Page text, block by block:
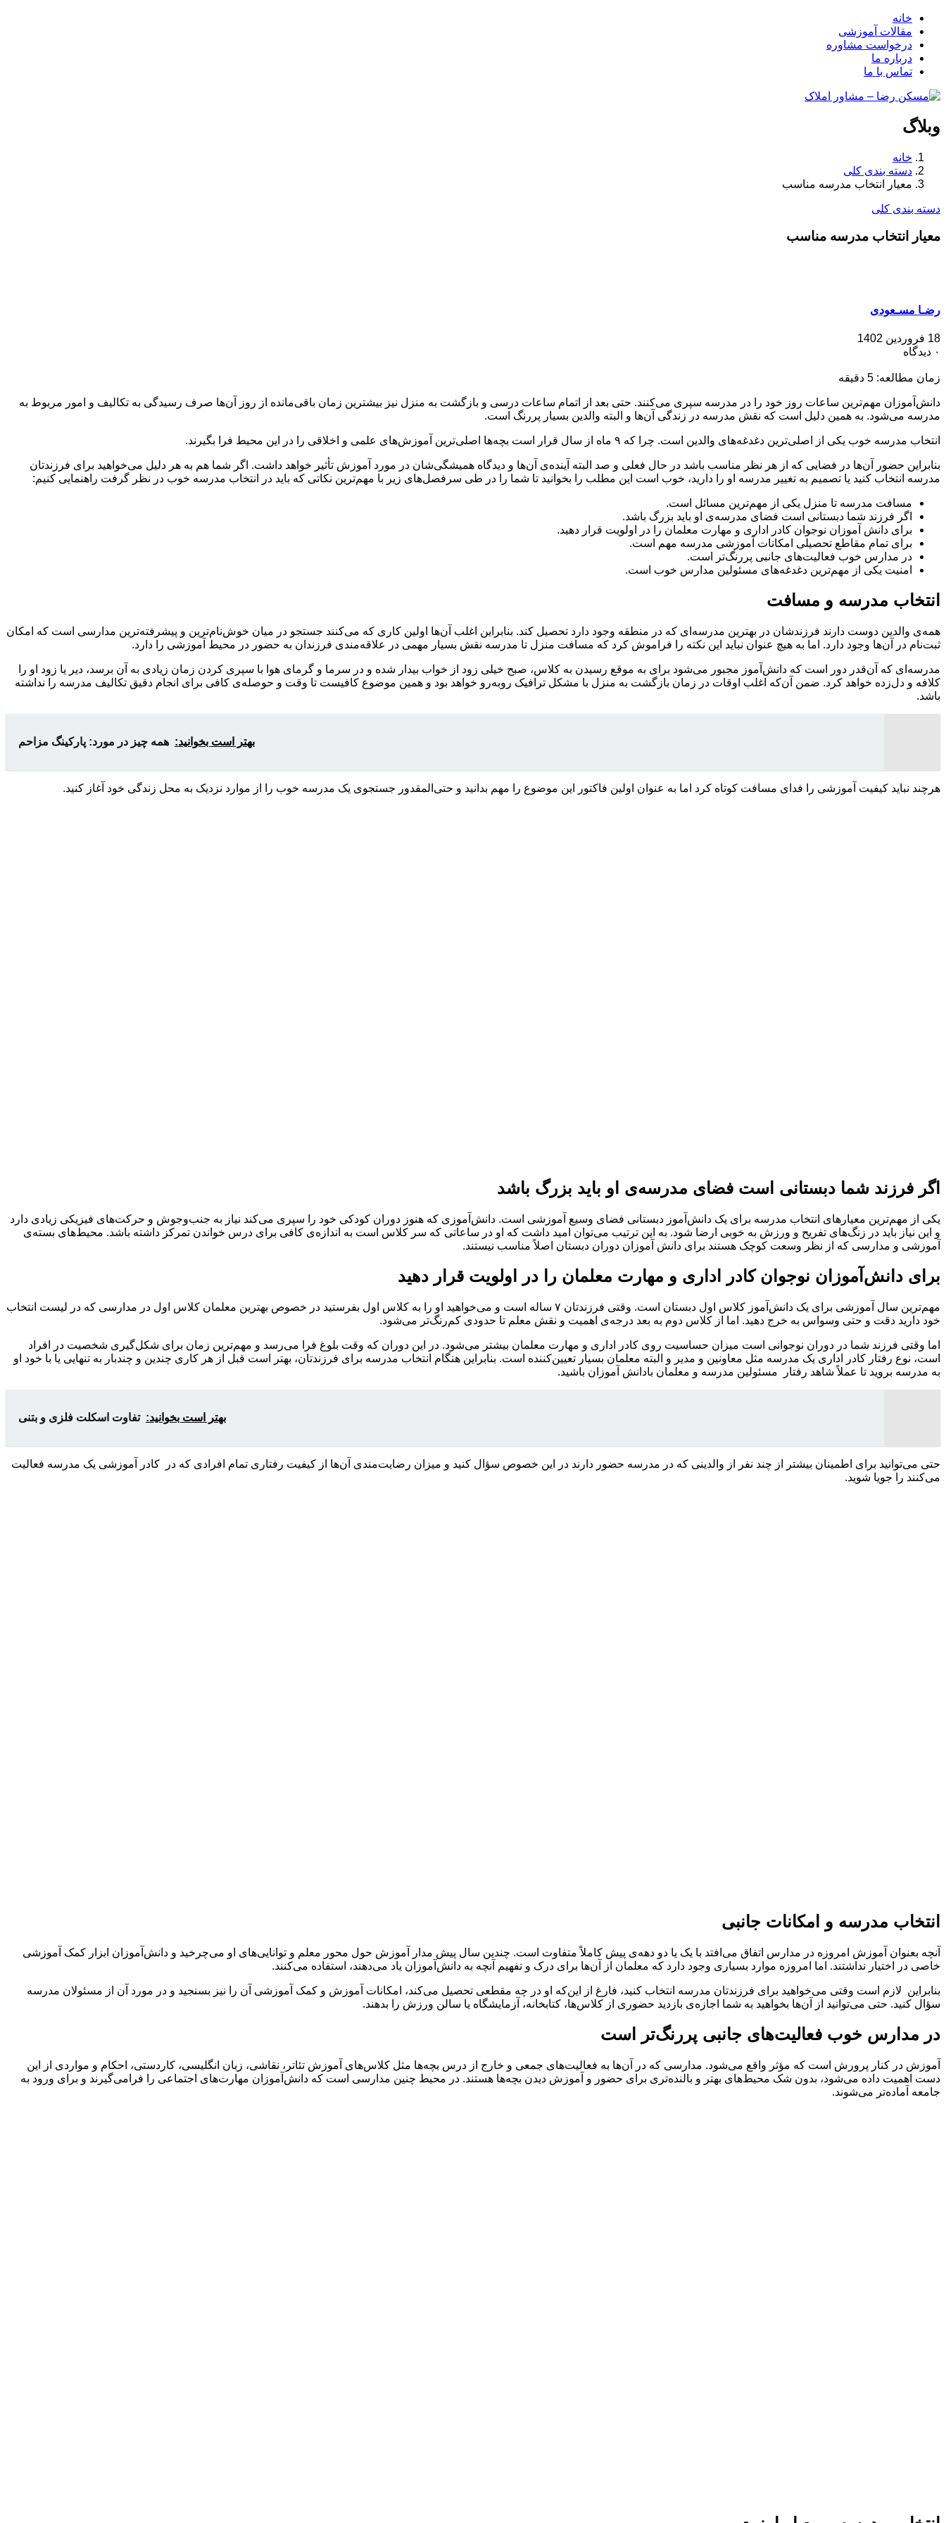
خانه
مقالات آموزشی
درخواست مشاوره
درباره ما
تماس با ما
وبلاگ
خانه
دسته بندی کلی
معیار انتخاب مدرسه مناسب
دسته بندی کلی
معیار انتخاب مدرسه مناسب
رضـا مسـعودی
18 فروردین 1402
۰ دیدگاه
زمان مطالعه: 5 دقیقه
دانش‌آموزان مهم‌ترین ساعات روز خود را در مدرسه سپری می‌کنند. حتی بعد از اتمام ساعات درسی و بازگشت به منزل نیز بیشترین زمان باقی‌مانده از روز آن‌ها صرف رسیدگی به تکالیف و امور مربوط به
مدرسه می‌شود. به همین دلیل است که نقش مدرسه در زندگی آن‌ها و البته والدین بسیار پررنگ است.
انتخاب مدرسه خوب یکی از اصلی‌ترین دغدغه‌های والدین است. چرا که ۹ ماه از سال قرار است بچه‌ها اصلی‌ترین آموزش‌های علمی و اخلاقی را در این محیط فرا بگیرند.
بنابراین حضور آن‌ها در فضایی که از هر نظر مناسب باشد در حال فعلی و صد البته آینده‌ی آن‌ها و دیدگاه همیشگی‌شان در مورد آموزش تأثیر خواهد داشت. اگر شما هم به هر دلیل می‌خواهید برای فرزندتان
مدرسه انتخاب کنید یا تصمیم به تغییر مدرسه‌ او را دارید، خوب است این مطلب را بخوانید تا شما را در طی سرفصل‌های زیر با مهم‌ترین نکاتی که باید در انتخاب مدرسه‌ خوب در نظر گرفت راهنمایی کنیم:
مسافت مدرسه تا منزل یکی از مهم‌ترین مسائل است.
اگر فرزند شما دبستانی است فضای مدرسه‌ی او باید بزرگ باشد.
برای دانش آموزان نوجوان کادر اداری و مهارت معلمان را در اولویت قرار دهید.
برای تمام مقاطع تحصیلی امکانات آموزشی مدرسه مهم است.
در مدارس خوب فعالیت‌های جانبی پررنگ‌تر است.
امنیت یکی از مهم‌ترین دغدغه‌های مسئولین مدارس خوب است.
انتخاب مدرسه و مسافت
همه‌ی والدین دوست دارند فرزندشان در بهترین مدرسه‌ای که در منطقه وجود دارد تحصیل کند. بنابراین اغلب آن‌ها اولین کاری که می‌کنند جستجو در میان خوش‌نام‌ترین و پیشرفته‌ترین مدارسی است که امکان
ثبت‌نام در آن‌ها وجود دارد. اما به‌ هیچ ‌عنوان نباید این نکته را فراموش کرد که مسافت منزل تا مدرسه نقش بسیار مهمی در علاقه‌مندی فرزندان به حضور در محیط آموزشی را دارد.
مدرسه‌ای که آن‌قدر دور است که دانش‌آموز مجبور می‌شود برای به ‌موقع رسیدن به کلاس، صبح خیلی زود از خواب بیدار شده و در سرما و گرمای هوا با سپری کردن زمان زیادی به آن برسد، دیر یا زود او را
کلافه و دل‌زده خواهد کرد. ضمن آن‌که اغلب اوقات در زمان بازگشت به منزل با مشکل ترافیک روبه‌رو خواهد بود و همین موضوع کافیست تا وقت و حوصله‌ی کافی برای انجام دقیق تکالیف مدرسه را نداشته
باشد.
بهتر است بخوانید: همه چیز در مورد: پارکینگ مزاحم
هرچند نباید کیفیت آموزشی را فدای مسافت کوتاه کرد اما به عنوان اولین فاکتور این موضوع را مهم بدانید و حتی‌المقدور جستجوی یک مدرسه‌ خوب را از موارد نزدیک به محل زندگی خود آغاز کنید.
اگر فرزند شما دبستانی است فضای مدرسه‌ی او باید بزرگ باشد
یکی از مهم‌ترین معیارهای انتخاب مدرسه برای یک دانش‌آموز دبستانی فضای وسیع آموزشی است. دانش‌آموزی که هنوز دوران کودکی خود را سپری می‌کند نیاز به جنب‌وجوش و حرکت‌های فیزیکی زیادی دارد
و این نیاز باید در زنگ‌های تفریح و ورزش به‌ خوبی ارضا شود. به‌ این ‌ترتیب می‌توان امید داشت که او در ساعاتی که سر کلاس است به‌ اندازه‌ی کافی برای درس خواندن تمرکز داشته باشد. محیط‌های بسته‌ی
آموزشی و مدارسی که از نظر وسعت کوچک هستند برای دانش آموزان دوران دبستان اصلاً مناسب نیستند.
برای دانش‌آموزان نوجوان کادر اداری و مهارت معلمان را در اولویت قرار دهید
مهم‌ترین سال آموزشی برای یک دانش‌آموز کلاس اول دبستان است. وقتی فرزندتان ۷ ساله است و می‌خواهید او را به کلاس اول بفرستید در خصوص بهترین معلمان کلاس اول در مدارسی که در لیست انتخاب
خود دارید دقت و حتی وسواس به خرج دهید. اما از کلاس دوم به بعد درجه‌ی اهمیت و نقش معلم تا حدودی کم‌رنگ‌تر می‌شود.
اما وقتی فرزند شما در دوران نوجوانی است میزان حساسیت روی کادر اداری و مهارت معلمان بیشتر می‌شود. در این دوران که وقت بلوغ فرا می‌رسد و مهم‌ترین زمان برای شکل‌گیری شخصیت در افراد
است، نوع رفتار کادر اداری یک مدرسه مثل معاونین و مدیر و البته معلمان بسیار تعیین‌کننده است. بنابراین هنگام انتخاب مدرسه برای فرزندتان، بهتر است قبل از هر کاری چندین و چندبار به‌ تنهایی یا با خود او
به مدرسه بروید تا عملاً شاهد رفتار مسئولین مدرسه و معلمان بادانش آموزان باشید.
بهتر است بخوانید: تفاوت اسکلت فلزی و بتنی
حتی می‌توانید برای اطمینان بیشتر از چند نفر از والدینی که در مدرسه حضور دارند در این خصوص سؤال کنید و میزان رضایت‌مندی آن‌ها از کیفیت رفتاری تمام افرادی که در کادر آموزشی یک مدرسه فعالیت
می‌کنند را جویا شوید.
انتخاب مدرسه و امکانات جانبی
آنچه بعنوان آموزش امروزه در مدارس اتفاق می‌افتد با یک یا دو دهه‌ی پیش کاملاً متفاوت است. چندین سال پیش مدار آموزش حول محور معلم و توانایی‌های او می‌چرخید و دانش‌آموزان ابزار کمک‌ آموزشی
خاصی در اختیار نداشتند. اما امروزه موارد بسیاری وجود دارد که معلمان از آن‌ها برای درک و تفهیم آنچه به دانش‌آموزان یاد می‌دهند، استفاده می‌کنند.
بنابراین لازم است وقتی می‌خواهید برای فرزندتان مدرسه انتخاب کنید، فارغ از این‌که او در چه مقطعی تحصیل می‌کند، امکانات آموزش و کمک ‌آموزشی آن را نیز بسنجید و در مورد آن از مسئولان مدرسه
سؤال کنید. حتی می‌توانید از آن‌ها بخواهید به شما اجازه‌ی بازدید حضوری از کلاس‌ها، کتابخانه، آزمایشگاه یا سالن ورزش را بدهند.
در مدارس خوب فعالیت‌های جانبی پررنگ‌تر است
آموزش در کنار پرورش است که مؤثر واقع می‌شود. مدارسی که در آن‌ها به فعالیت‌های جمعی و خارج از درس بچه‌ها مثل کلاس‌های آموزش تئاتر، نقاشی، زبان انگلیسی، کاردستی، احکام و مواردی از این‌
دست اهمیت داده می‌شود، بدون شک محیط‌های بهتر و بالنده‌تری برای حضور و آموزش دیدن بچه‌ها هستند. در محیط چنین مدارسی است که دانش‌آموزان مهارت‌های اجتماعی را فرامی‌گیرند و برای ورود به
جامعه آماده‌تر می‌شوند.